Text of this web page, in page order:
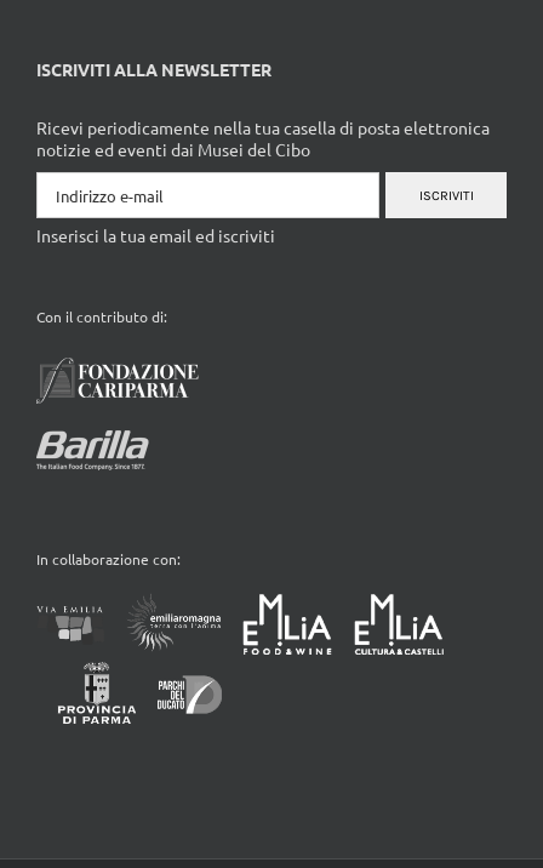
ISCRIVITI ALLA NEWSLETTER
Ricevi periodicamente nella tua casella di posta elettronica
notizie ed eventi dai Musei del Cibo
ISCRIVITI
Inserisci la tua email ed iscriviti
Con il contributo di:
In collaborazione con: